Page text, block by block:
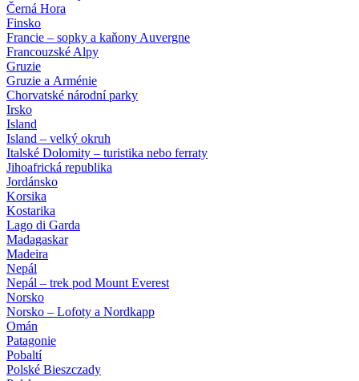
Černá Hora
Finsko
Francie – sopky a kaňony Auvergne
Francouzské Alpy
Gruzie
Gruzie a Arménie
Chorvatské národní parky
Irsko
Island
Island – velký okruh
Italské Dolomity – turistika nebo ferraty
Jihoafrická republika
Jordánsko
Korsika
Kostarika
Lago di Garda
Madagaskar
Madeira
Nepál
Nepál – trek pod Mount Everest
Norsko
Norsko – Lofoty a Nordkapp
Omán
Patagonie
Pobaltí
Polské Bieszczady